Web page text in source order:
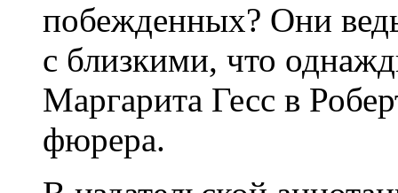
побежденных? Они
с близкими, что
Маргарита Гесс в
фюрера.